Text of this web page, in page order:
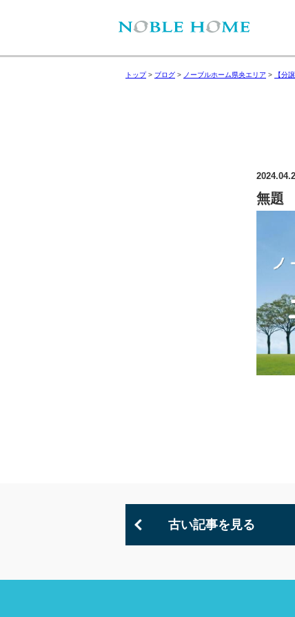
トップ> ブログ > ノーブルホーム県央エリア > 【分
無題
古い記事を見る